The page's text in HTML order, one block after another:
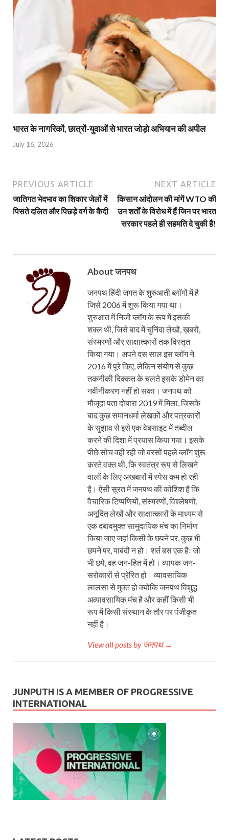
भारत के नागरिकों, छात्रों-युवाओं से भारत जोड़ो अभियान की अपील
July 16, 2026
PREVIOUS ARTICLE
जातिगत भेदभाव का शिकार जेलों में
पिसते दलित और पिछड़े वर्ग के कैदी
NEXT ARTICLE
किसान आंदोलन की मांगें WTO की
उन शर्तों के विरोध में हैं जिन पर भारत
सरकार पहले ही सहमति दे चुकी है!
About जनपथ
जनपथ हिंदी जगत के शुरुआती ब्लॉगों में है
जिसे 2006 में शुरू किया गया था।
शुरुआत में निजी ब्लॉग के रूप में इसकी
शक्ल थी, जिसे बाद में चुनिंदा लेखों, ख़बरों,
संस्मरणों और साक्षात्कारों तक विस्तृत
किया गया। अपने दस साल इस ब्लॉग ने
2016 में पूरे किए, लेकिन संयोग से कुछ
तकनीकी दिक्कत के चलते इसके डोमेन का
नवीनीकरण नहीं हो सका। जनपथ को
मौजूदा पता दोबारा 2019 में मिला, जिसके
बाद कुछ समानधर्मा लेखकों और पत्रकारों
के सुझाव से इसे एक वेबसाइट में तब्दील
करने की दिशा में प्रयास किया गया। इसके
पीछे सोच वही रही जो बरसों पहले ब्लॉग शुरू
करते वक्त थी, कि स्वतंत्र रूप से लिखने
वालों के लिए अखबारों में स्पेस कम हो रही
है। ऐसी सूरत में जनपथ की कोशिश है कि
वैचारिक टिप्पणियों, संस्मरणों, विश्लेषणों,
अनूदित लेखों और साक्षात्कारों के माध्यम से
एक दबावमुक्त सामुदायिक मंच का निर्माण
किया जाए जहां किसी के छपने पर, कुछ भी
छपने पर, पाबंदी न हो। शर्त बस एक हैः जो
भी छपे, वह जन-हित में हो। व्यापक जन-
सरोकारों से प्रेरित हो। व्यावसायिक
लालसा से मुक्त हो क्योंकि जनपथ विशुद्ध
अव्यावसायिक मंच है और कहीं किसी भी
रूप में किसी संस्थान के तौर पर पंजीकृत
नहीं है।
View all posts by जनपथ →
JUNPUTH IS A MEMBER OF PROGRESSIVE
INTERNATIONAL